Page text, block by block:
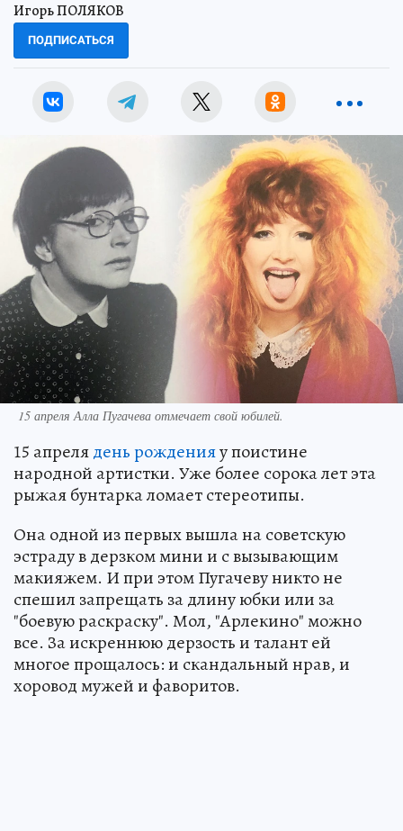
Игорь ПОЛЯКОВ
ПОДПИСАТЬСЯ
15 апреля Алла Пугачева отмечает свой юбилей.
15 апрелядень рожденияу поистине
народной артистки. Уже более сорока лет эта
рыжая бунтарка ломает стереотипы.
Она одной из первых вышла на советскую
эстраду в дерзком мини и с вызывающим
макияжем. И при этом Пугачеву никто не
спешил запрещать за длину юбки или за
"боевую раскраску". Мол, "Арлекино" можно
все. За искреннюю дерзость и талант ей
многое прощалось: и скандальный нрав, и
хоровод мужей и фаворитов.